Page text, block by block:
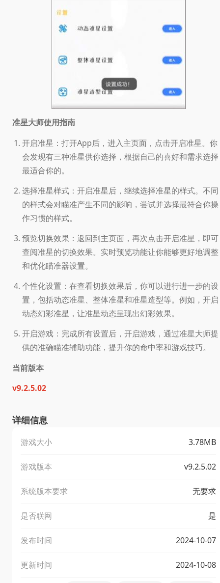
准星大师使用指南
开启准星：打开App后，进入主页面，点击开启准星。你
会发现有三种准星供你选择，根据自己的喜好和需求选择
最适合你的。
选择准星样式：开启准星后，继续选择准星的样式。不同
的样式会对瞄准产生不同的影响，尝试并选择最符合你操
作习惯的样式。
预览切换效果：返回到主页面，再次点击开启准星，即可
查阅准星的切换效果。实时预览功能让你能够更好地调整
和优化瞄准器设置。
个性化设置：在查看切换效果后，你可以进行进一步的设
置，包括动态准星、整体准星和准星造型等。例如，开启
动态幻彩准星，让准星动态呈现出幻彩效果。
开启游戏：完成所有设置后，开启游戏，通过准星大师提
供的准确瞄准辅助功能，提升你的命中率和游戏技巧。
当前版本
v9.2.5.02
详细信息
游戏大小 3.78MB
游戏版本 v9.2.5.02
系统版本要求 无要求
是否联网 是
发布时间 2024-10-07
更新时间 2024-10-08